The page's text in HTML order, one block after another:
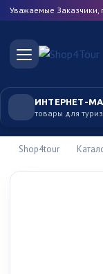
Уважаемые Заказчики,
ИНТЕРНЕТ-
товары для
Shop4tour